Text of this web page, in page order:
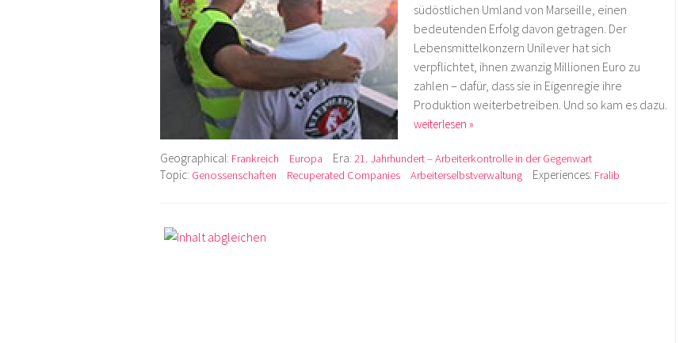
südöstlichen Umland von Marseille, einen
bedeutenden Erfolg davon getragen. Der
Lebensmittelkonzern Unilever hat sich
verpflichtet, ihnen zwanzig Millionen Euro zu
zahlen – dafür, dass sie in Eigenregie ihre
Produktion weiterbetreiben. Und so kam es dazu.
weiterlesen »
Geographical: Frankreich Europa Era: 21. Jahrhundert – Arbeiterkontrolle in der Gegenwart
Topic: Genossenschaften Recuperated Companies Arbeiterselbstverwaltung Experiences: Fralib